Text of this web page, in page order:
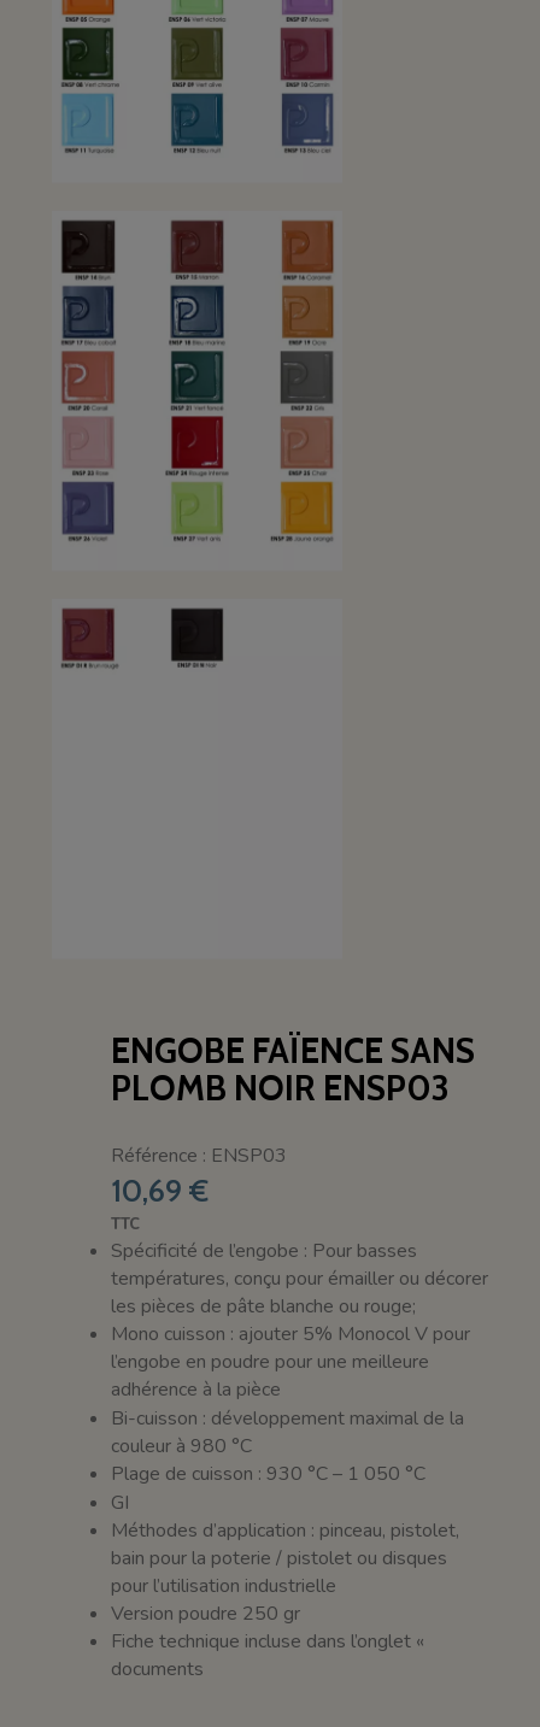
ENGOBE FAÏENCE SANS
PLOMB NOIR ENSP03
Référence : ENSP03
10,69 €
TTC
Spécificité de l’engobe : Pour basses
températures, conçu pour émailler ou décorer
les pièces de pâte blanche ou rouge;
Mono cuisson : ajouter 5% Monocol V pour
l’engobe en poudre pour une meilleure
adhérence à la pièce
Bi-cuisson : développement maximal de la
couleur à 980 °C
Plage de cuisson : 930 °C – 1 050 °C
GI
Méthodes d’application : pinceau, pistolet,
bain pour la poterie / pistolet ou disques
pour l’utilisation industrielle
Version poudre 250 gr
Fiche technique incluse dans l’onglet «
documents